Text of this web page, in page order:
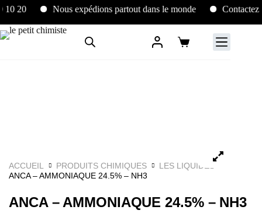
20 Nous expédions partout dans le monde Contactez
ACCUEIL PRODUITS CHIMIQUES
LES LIQUIDES
ANCA – AMMONIAQUE 24.5% – NH3
ANCA – AMMONIAQUE 24.5% – NH3